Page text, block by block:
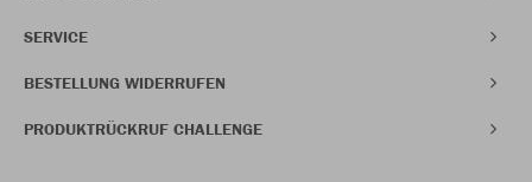
SERVICE
BESTELLUNG WIDERRUFEN
PRODUKTRÜCKRUF CHALLENGE